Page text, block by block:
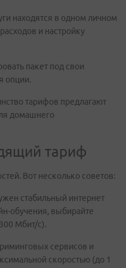
находятся в одном личном
и настройку
пакет под свои
опции.
тарифов предлагают
домашнего
тариф
Вот несколько советов:
стабильный интернет
обучения, выбирайте
Мбит/с).
сервисов и
скоростью (до 1